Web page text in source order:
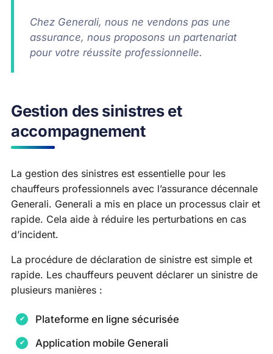
Chez Generali, nous ne vendons pas une
assurance, nous proposons un partenariat
pour votre réussite professionnelle.
Gestion des sinistres et
accompagnement
La gestion des sinistres est essentielle pour les
chauffeurs professionnels avec l’assurance décennale
Generali. Generali a mis en place un processus clair et
rapide. Cela aide à réduire les perturbations en cas
d’incident.
La procédure de déclaration de sinistre est simple et
rapide. Les chauffeurs peuvent déclarer un sinistre de
plusieurs manières :
Plateforme en ligne sécurisée
Application mobile Generali